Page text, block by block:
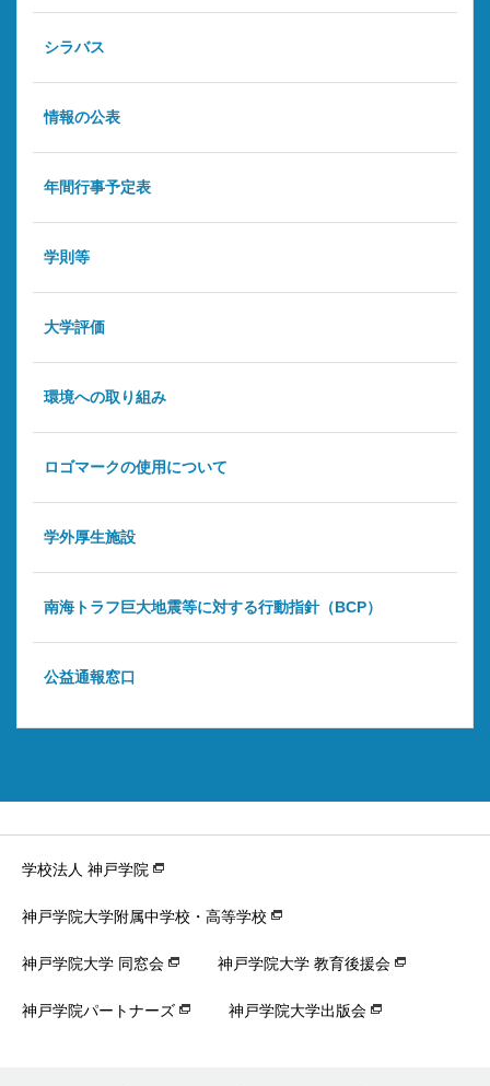
シラバス
情報の公表
年間行事予定表
学則等
大学評価
環境への取り組み
ロゴマークの使用について
学外厚生施設
南海トラフ巨大地震等に対する行動指針（BCP）
公益通報窓口
学校法人 神戸学院
神戸学院大学附属中学校・高等学校
神戸学院大学 同窓会 神戸学院大学 教育後援会
神戸学院パートナーズ 神戸学院大学出版会